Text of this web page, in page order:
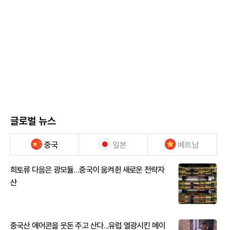
글로벌 뉴스
중국 일본 베트남
희토류 다음은 광모듈…중국이 움켜쥔 새로운 전략자
산
중국산 에어콘을 웃돈 주고 산다...유럽 열광시킨 메이